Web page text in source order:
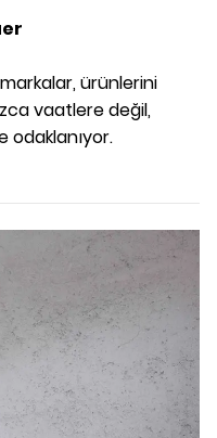
ürünlerini
vaatlere değil,
odaklanıyor.